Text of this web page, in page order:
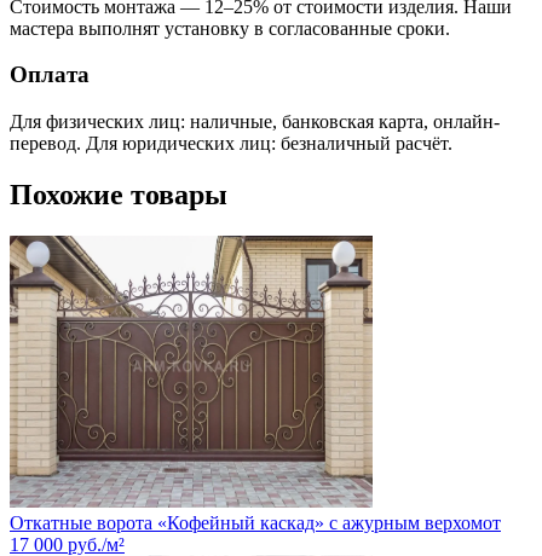
Стоимость монтажа — 12–25% от стоимости изделия. Наши
мастера выполнят установку в согласованные сроки.
Оплата
Для физических лиц: наличные, банковская карта, онлайн-
перевод. Для юридических лиц: безналичный расчёт.
Похожие товары
Откатные ворота «Кофейный каскад» с ажурным верхомот
17 000 руб./м²